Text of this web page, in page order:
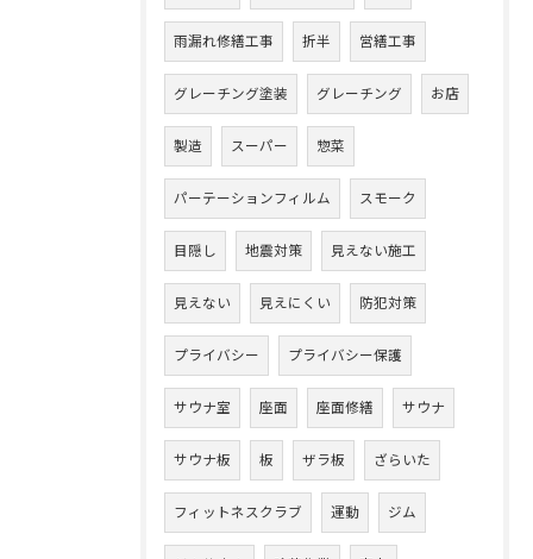
雨漏れ修繕工事 折半 営繕工事
グレーチング塗装 グレーチング お店
製造 スーパー 惣菜
パーテーションフィルム スモーク
目隠し 地震対策 見えない施工
見えない 見えにくい 防犯対策
プライバシー プライバシー保護
サウナ室 座面 座面修繕 サウナ
サウナ板 板 ザラ板 ざらいた
フィットネスクラブ 運動 ジム